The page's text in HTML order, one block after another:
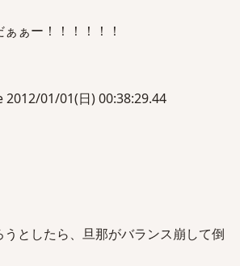
ぁー！！！！！！
2012/01/01(日) 00:38:29.44
としたら、旦那がバランス崩して倒